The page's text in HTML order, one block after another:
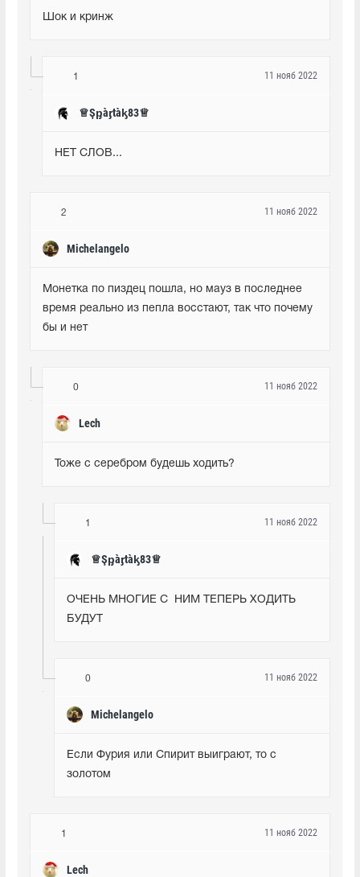
Шок и кринж
1
♕Şᶈàᶉtàᶄ83♕
11 нояб 2022
НЕТ СЛОВ...
2
Michelangelo
11 нояб 2022
Монетка по пиздец пошла, но мауз в последнее
время реально из пепла восстают, так что почему
бы и нет
0
Lech
11 нояб 2022
Тоже с серебром будешь ходить?
1
♕Şᶈàᶉtàᶄ83♕
11 нояб 2022
ОЧЕНЬ МНОГИЕ С  НИМ ТЕПЕРЬ ХОДИТЬ
БУДУТ
0
Michelangelo
11 нояб 2022
Если Фурия или Спирит выиграют, то с
золотом
1
Lech
11 нояб 2022